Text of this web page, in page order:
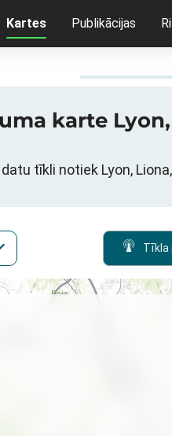
Kartes Publikācijas
karte
tīkli notiek Lyon,
Tīkla